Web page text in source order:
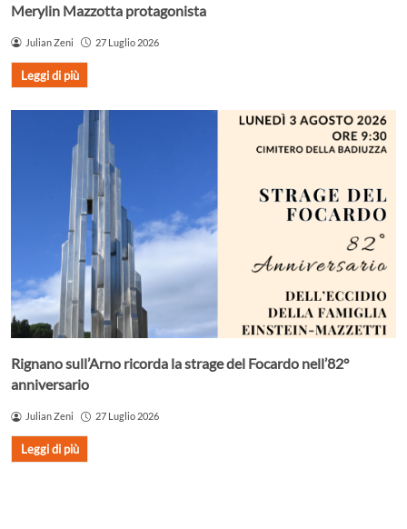
Merylin Mazzotta protagonista
Julian Zeni 27 Luglio 2026
Leggi di più
Rignano sull’Arno ricorda la strage del Focardo nell’82°
anniversario
Julian Zeni 27 Luglio 2026
Leggi di più